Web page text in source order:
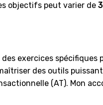
objectifs peut varier de
des exercices spécifiques
des outils
(AT). Mon